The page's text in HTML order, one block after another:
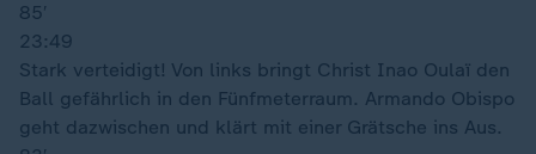
85′
23:49
Stark verteidigt! Von links bringt Christ Inao Oulaï den
Ball gefährlich in den Fünfmeterraum. Armando Obispo
geht dazwischen und klärt mit einer Grätsche ins Aus.